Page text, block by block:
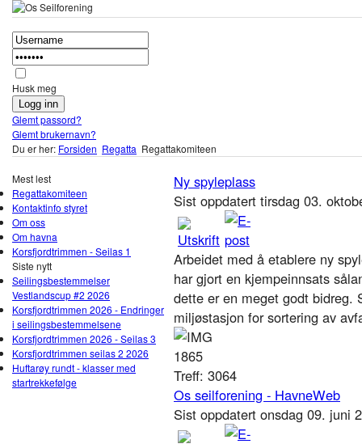
Husk meg
Glemt passord?
Glemt brukernavn?
Du er her: Forsiden Regatta Regattakomiteen
Mest lest
Regattakomiteen
Kontaktinfo styret
Om oss
Om havna
Korsfjordtrimmen - Seilas 1
Siste nytt
Seilingsbestemmelser
Vestlandscup #2 2026
Korsfjordtrimmen 2026 - Endringer
i seilingsbestemmelsene
Korsfjordtrimmen 2026 - Seilas 3
Korsfjordtrimmen seilas 2 2026
Huftarøy rundt - klasser med
startrekkefølge
Ny spyleplass
Sist oppdatert tirsdag 03.
Arbeidet med å etablere ny
har gjort en kjempeinnsats
dette er en meget godt bidreg.
miljøstasjon for sortering av
Treff: 3064
Os seilforening - HavneWeb
Sist oppdatert onsdag 09. juni